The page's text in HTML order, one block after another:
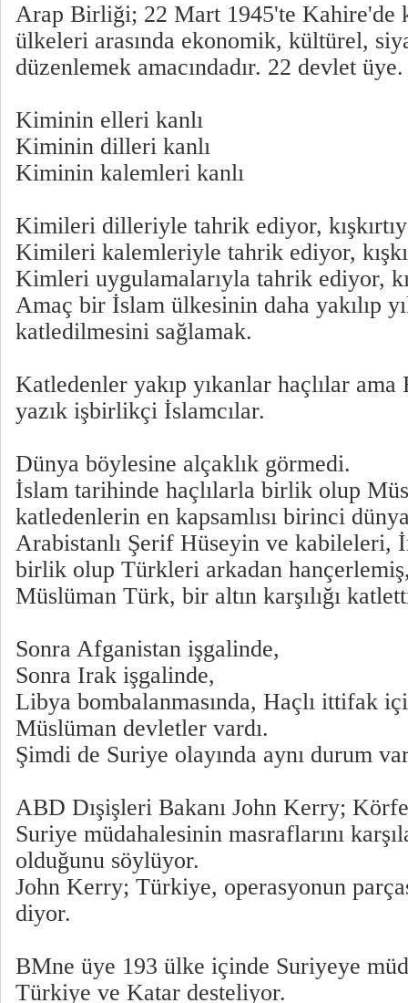
Arap Birliği; 22 Mart 1945'te Kahire'de
ülkeleri arasında ekonomik, kültürel,
düzenlemek amacındadır. 22 devlet üye.
Kiminin elleri kanlı
Kiminin dilleri kanlı
Kiminin kalemleri kanlı
Kimileri dilleriyle tahrik ediyor,
Kimileri kalemleriyle tahrik ediyor,
Kimleri uygulamalarıyla tahrik ediyor,
Amaç bir İslam ülkesinin daha yakılıp
katledilmesini sağlamak.
Katledenler yakıp yıkanlar haçlılar
yazık işbirlikçi İslamcılar.
Dünya böylesine alçaklık görmedi.
İslam tarihinde haçlılarla birlik olup
katledenlerin en kapsamlısı birinci
Arabistanlı Şerif Hüseyin ve kabileleri,
birlik olup Türkleri arkadan
Müslüman Türk, bir altın karşılığı
Sonra Afganistan işgalinde,
Sonra Irak işgalinde,
Libya bombalanmasında, Haçlı ittifak
Müslüman devletler vardı.
Şimdi de Suriye olayında aynı durum
ABD Dışişleri Bakanı John Kerry;
Suriye müdahalesinin masraflarını
olduğunu söylüyor.
John Kerry; Türkiye, operasyonun
diyor.
BMne üye 193 ülke içinde Suriyeye
Türkiye ve Katar desteliyor.